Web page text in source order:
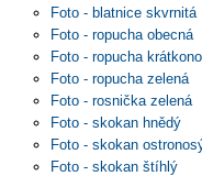
Foto - blatnice skvrnitá
Foto - ropucha obecná
Foto - ropucha
Foto - ropucha zelená
Foto - rosnička zelená
Foto - skokan hnědý
Foto - skokan
Foto - skokan štíhlý